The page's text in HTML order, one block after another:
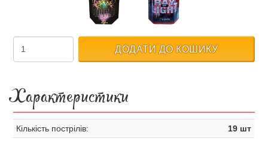
ДОДАТИ ДО КОШИКУ
Характеристики
Кількість пострілів:
19 шт